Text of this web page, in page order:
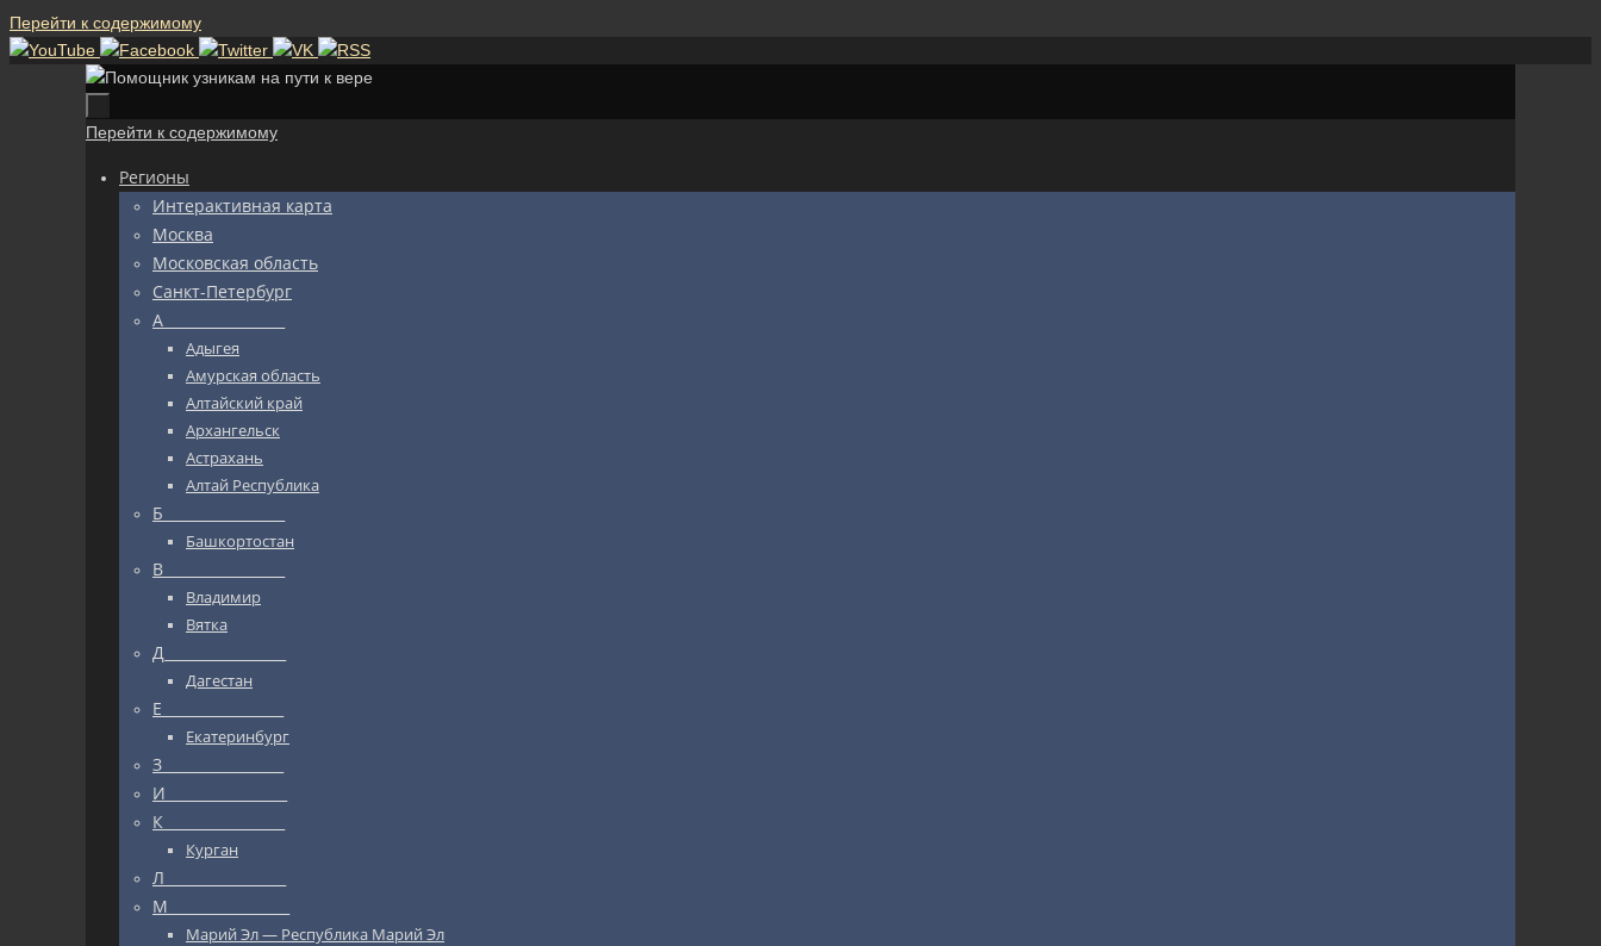
Перейти к содержимому
Перейти к содержимому
Регионы
Интерактивная карта
Москва
Московская область
Санкт-Петербург
А_________________
Адыгея
Амурская область
Алтайский край
Архангельск
Астрахань
Алтай Республика
Б_________________
Башкортостан
В_________________
Владимир
Вятка
Д_________________
Дагестан
Е_________________
Екатеринбург
З_________________
И_________________
К_________________
Курган
Л_________________
М_________________
Марий Эл — Республика Марий Эл